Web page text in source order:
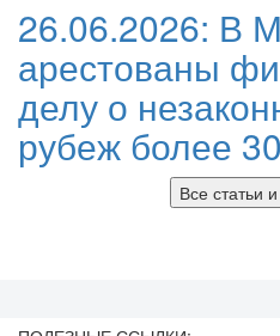
26.06.2026: В
арестованы
делу о
рубеж более
Все статьи